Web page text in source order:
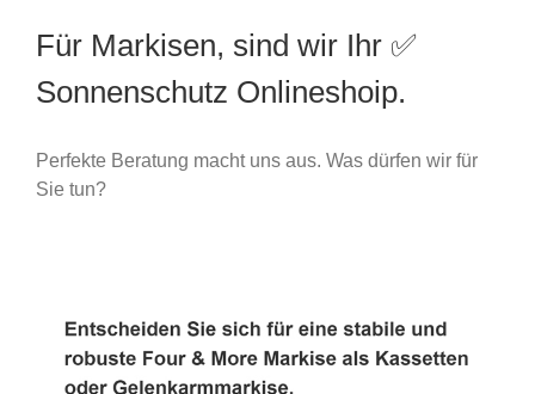
Für Markisen, sind wir Ihr ✅
Sonnenschutz Onlineshoip.
Perfekte Beratung macht uns aus. Was dürfen wir für
Sie tun?